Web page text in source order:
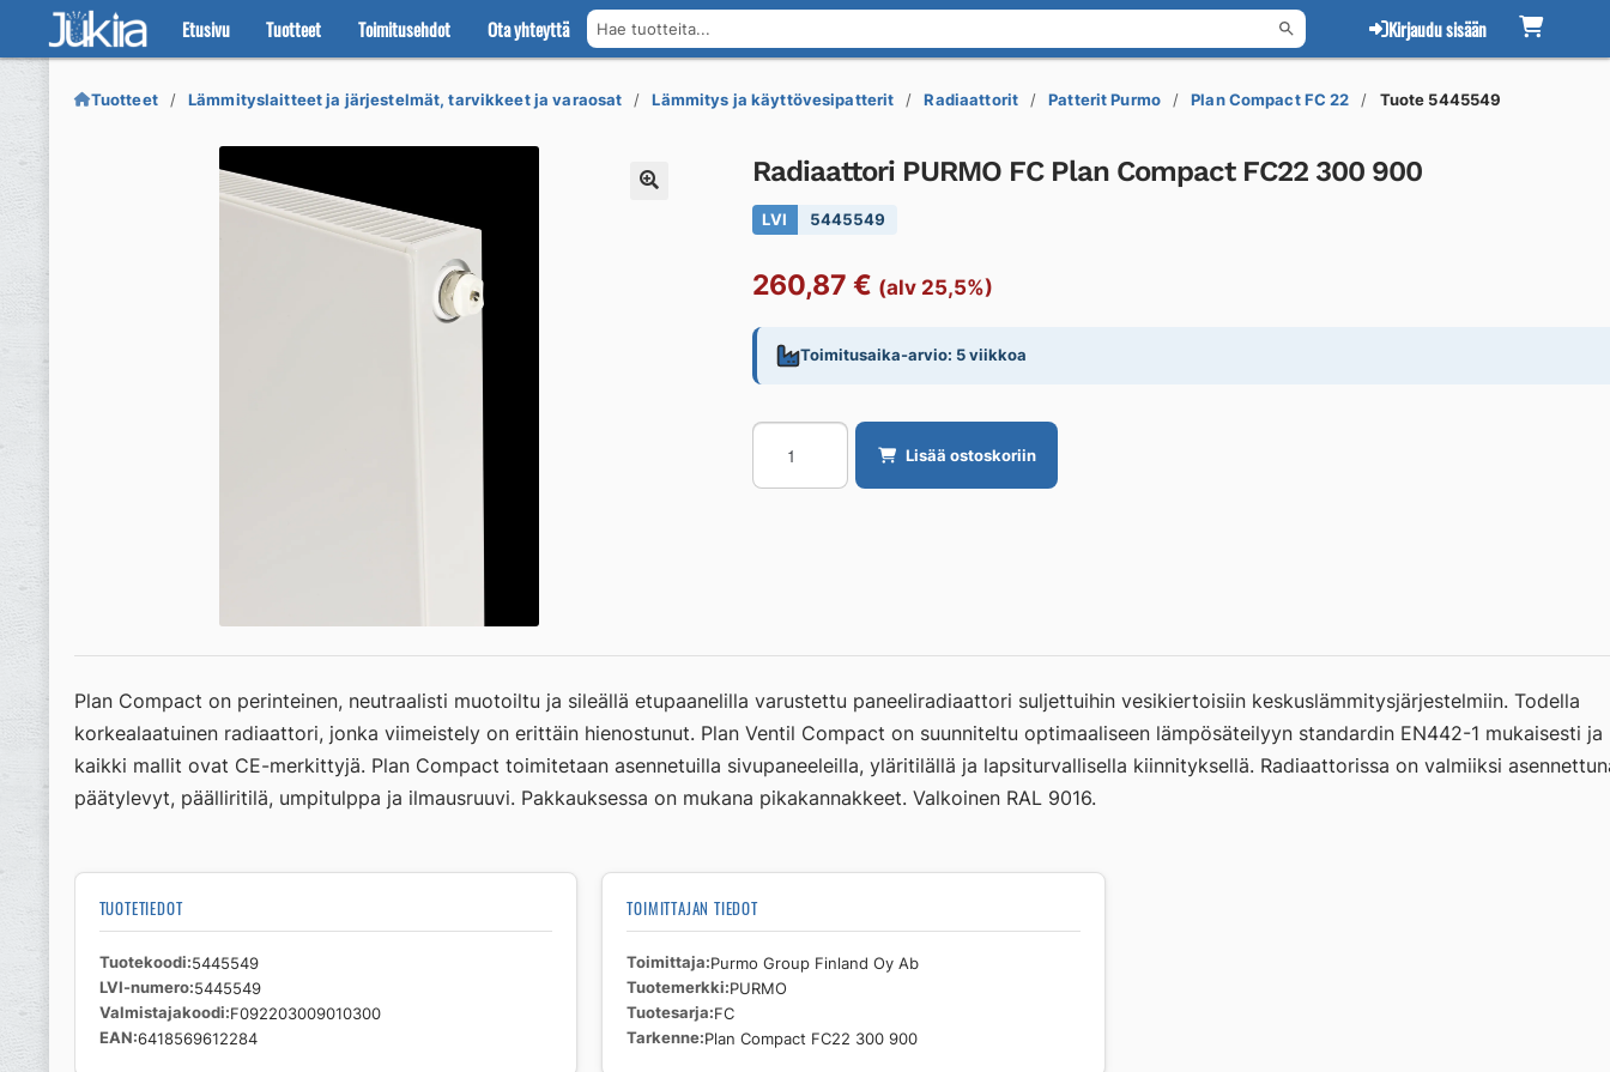
Etusivu Tuotteet Toimitusehdot Ota yhteyttä Hae tuotteita... Kirjaudu sisään
Siirry
navigointiin
Siirry
sisältöön
Tuotteet Lämmityslaitteet ja järjestelmät, tarvikkeet ja varaosat Lämmitys ja käyttövesipatterit Radiaattorit Patterit Purmo Plan Compact FC 22 Tuote 5445549
Radiaattori PURMO FC Plan Compact FC22 300 900
LVI 5445549
260,87 € (alv 25,5%)
Toimitusaika-arvio: 5 viikkoa
Radiaattori
PURMO
FC
Lisää ostoskoriin
Plan Compact on perinteinen, neutraalisti muotoiltu ja sileällä etupaanelilla varustettu paneeliradiaattori suljettuihin vesikiertoisiin keskuslämmitysjärjestelmiin. Todella
korkealaatuinen radiaattori, jonka viimeistely on erittäin hienostunut. Plan Ventil Compact on suunniteltu optimaaliseen lämpösäteilyyn standardin EN442-1 mukaisesti ja
kaikki mallit ovat CE-merkittyjä. Plan Compact toimitetaan asennetuilla sivupaneeleilla, yläritilällä ja lapsiturvallisella kiinnityksellä. Radiaattorissa on valmiiksi
päätylevyt, päälliritilä, umpitulppa ja ilmausruuvi. Pakkauksessa on mukana pikakannakkeet. Valkoinen RAL 9016.
TUOTETIEDOT
Tuotekoodi 5445549
LVI-numero 5445549
Valmistajakoodi F092203009010300
EAN 6418569612284
TOIMITTAJAN TIEDOT
Toimittaja Purmo Group Finland Oy Ab
Tuotemerkki PURMO
Tuotesarja FC
Tarkenne Plan Compact FC22 300 900